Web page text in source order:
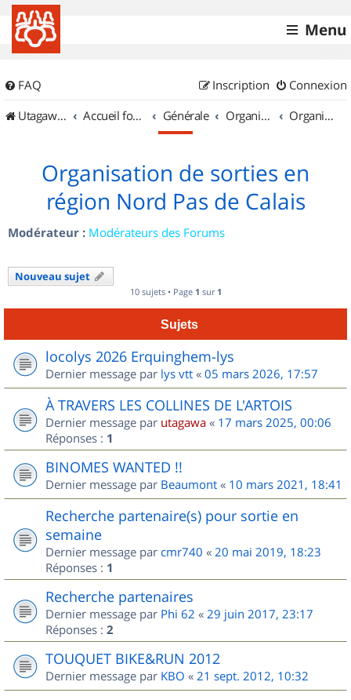
Menu
FAQ Connexion
Inscription
UtagawaVTT (Randos VTT et VTTAE avec traces GPS)
Accueil forum Générale Organisation de sorties & Recherche de partenaires Organisation de sorties en région Nord Pas de Calais
Organisation de sorties en
région Nord Pas de Calais
Modérateur : Modérateurs des Forums
Nouveau sujet
10 sujets • Page 1 sur 1
Sujets
locolys 2026 Erquinghem-lys
Dernier message par lys vtt « 05 mars 2026, 17:57
À TRAVERS LES COLLINES DE L'ARTOIS
Dernier message par utagawa « 17 mars 2025, 00:06
Réponses : 1
BINOMES WANTED !!
Dernier message par Beaumont « 10 mars 2021, 18:41
Recherche partenaire(s) pour sortie en
semaine
Dernier message par cmr740 « 20 mai 2019, 18:23
Réponses : 1
Recherche partenaires
Dernier message par Phi 62 « 29 juin 2017, 23:17
Réponses : 2
TOUQUET BIKE&RUN 2012
Dernier message par KBO « 21 sept. 2012, 10:32